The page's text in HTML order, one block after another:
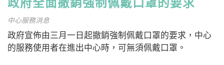
政府全面撤銷強制佩戴口罩的要求
中心服務消息
政府宣佈由三月一日起撤銷強制佩戴口罩的要求，中心
的服務使用者在進出中心時，可無須佩戴口罩。